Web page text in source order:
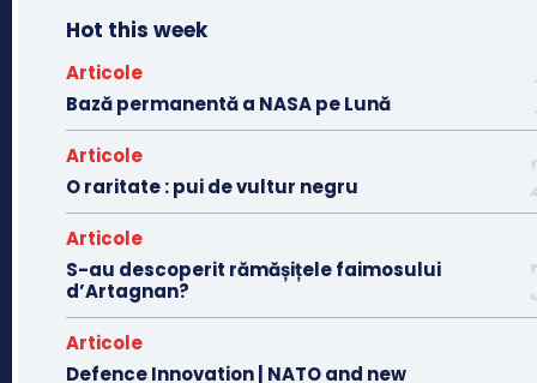
Hot this week
Articole
Bază permanentă a NASA pe Lună
Articole
O raritate : pui de vultur negru
Articole
S-au descoperit rămășițele faimosului
d’Artagnan?
Articole
Defence Innovation | NATO and new